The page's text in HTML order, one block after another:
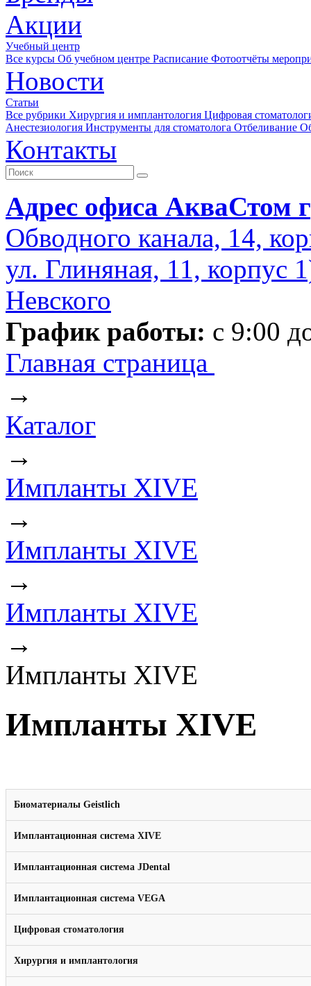
Акции
Учебный центр
Все курсы Об учебном центре Расписание Фотоотчёты
Новости
Статьи
Все рубрики Хирургия и имплантология Цифровая
Анестезиология Инструменты для стоматолога Отбеливание
Контакты
Адрес офиса АкваСтом
Обводного канала, 14,
ул. Глиняная, 11, корпус
Невского
График работы: с 9:00
Главная страница
→
Каталог
→
Импланты XIVE
→
Импланты XIVE
→
Импланты XIVE
→
Импланты XIVE
Импланты XIVE
Биоматериалы Geistlich
Имплантационная система XIVE
Имплантационная система JDental
Имплантационная система VEGA
Цифровая стоматология
Хирургия и имплантология